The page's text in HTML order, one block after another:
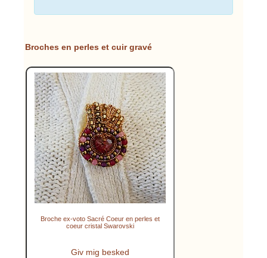
Broches en perles et cuir gravé
Broche ex-voto Sacré Coeur en perles et
coeur cristal Swarovski
Giv mig besked